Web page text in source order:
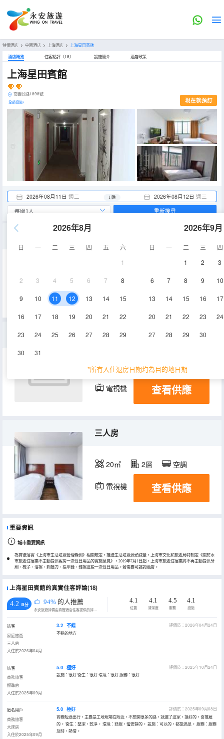
特價酒店 > 中國酒店 > 上海酒店 > 上海星田賓館
酒店概览 住客點評（18） 設施簡介 酒店政策
上海星田賓館
南團公路1898號
全部設施> 現在就預訂
2026年08月11日 週二 2026年08月12日 週三
1 晚
2026年8月
日 一 二 三 四 五
六
1
2 3 4 5 6 7 8
9 10 11 12 13 14 15
16 17 18 19 20 21 22
23 24 25 26 27 28 29
30 31
2026年9月
日 一 二 三
四
1
2 3
6 7 8 9 10
13 14 15 16 17
20 21 22 23 24
27 28 29 30
*所有入住退房日期均為目的地日期
重新搜尋
空調
大床房
15㎡ 4層 空調
電視機 查看供應
三人房
20㎡ 2層 空調
電視機 查看供應
重要資訊
城市重要資訊
為貫徹落實《上海市生活垃圾管理條例》相關規定，推進生活垃圾源頭減量，上海市文化和旅遊局特制定《關於本
市旅遊住宿業不主動提供客房一次性日用品的實施意見》，2019年7月1日起，上海市旅遊住宿業將不再主動提供牙
刷、梳子、浴擦、剃鬚刀、指甲銼、鞋擦這些一次性日用品。若需要可諮詢酒店。
上海星田賓館的真實住客評論(18)
4.2 /5分 94% 的人推薦
永安旅遊評價由真實酒店住客提供的評價。
4.1
位置
4.1
清潔度
4.5
服務
4.1
設施
訪客
家庭旅遊
三人房
入住於2026年04月
3.2 不錯
評價於：2026年04月24日
不錯的地方
訪客
商務旅客
標準房
入住於2025年09月
5.0 極好
評價於：2025年10月24日
設施：很好 衞生：很好 環境：很好 服務：很好
匿名用戶
商務旅客
大床房
入住於2025年09月
5.0 極好
評價於：2025年09月08日
商務短途出行，主要是工地現場在附近，不想開很多的路，就選了這家，挺好的，會推薦
的。 衞生：整潔，乾淨。 環境：舒服，蠻安靜的。 設施：可以的，都能滿足。 服務：服務
及時，熱情。